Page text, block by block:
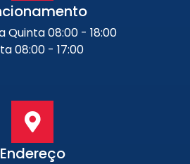
Quinta 08:00 - 18:00
08:00 - 17:00
Endereço